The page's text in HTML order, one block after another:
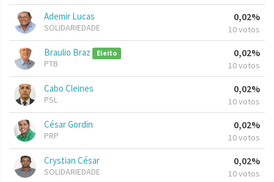
Ademir Lucas
SOLIDARIEDADE
0,02%
10 votos
Braulio Braz Eleito
PTB
0,02%
10 votos
Cabo Cleines
PSL
0,02%
10 votos
César Gordin
PRP
0,02%
10 votos
Crystian César
SOLIDARIEDADE
0,02%
10 votos